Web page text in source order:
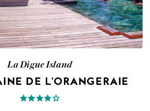
La Digue Island
DE L’ORANGERAIE